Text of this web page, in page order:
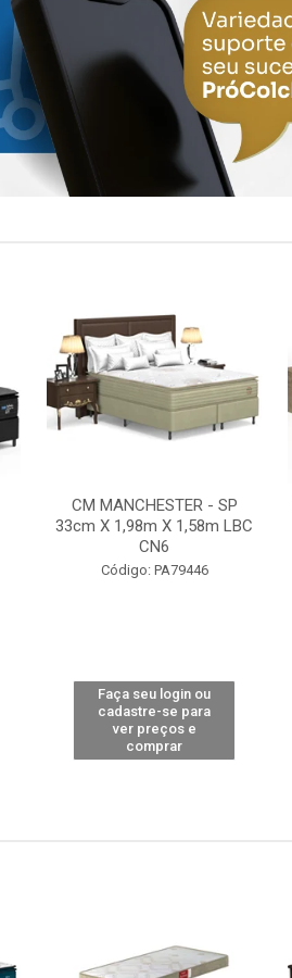
CM MANCHESTER - SP
33cm X 1,98m X 1,58m LBC
CN6
Código: PA79446
Faça seu login ou
cadastre-se para
ver preços e
comprar